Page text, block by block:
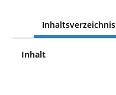
Inhaltsverzeichnis
Inhalt